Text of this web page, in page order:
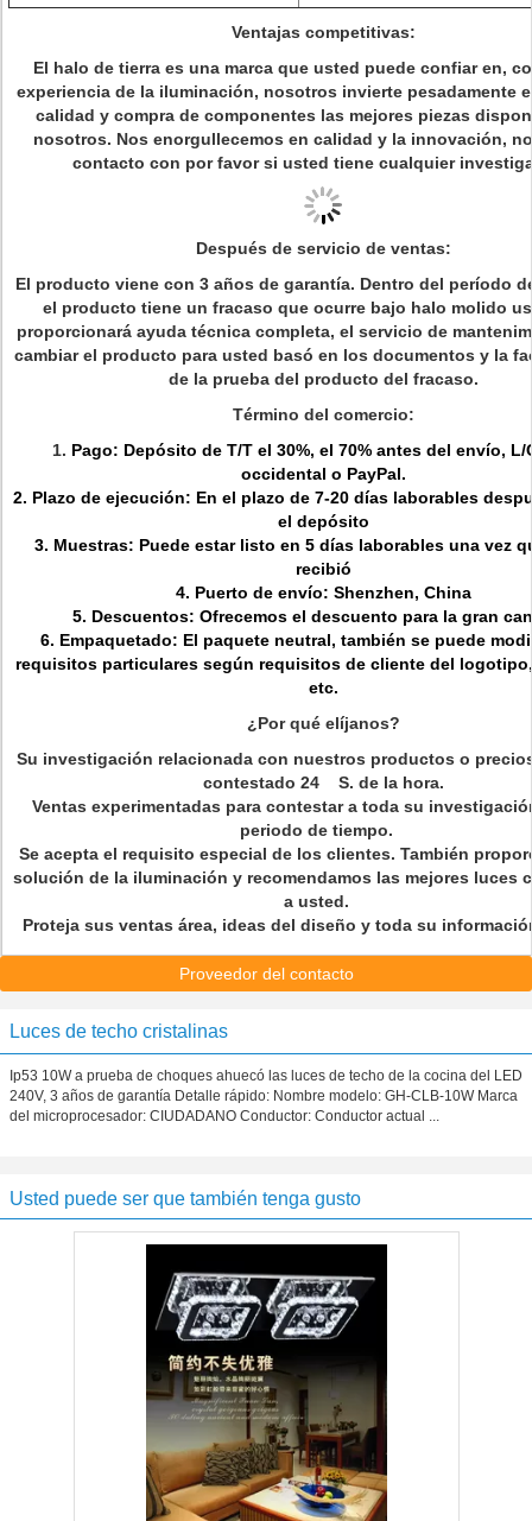
Ventajas competitivas:
El halo de tierra es una marca que usted puede confiar en,
experiencia de la iluminación, nosotros invierte pesadamente
calidad y compra de componentes las mejores piezas
nosotros. Nos enorgullecemos en calidad y la innovación,
contacto con por favor si usted tiene cualquier
Después de servicio de ventas:
El producto viene con 3 años de garantía. Dentro del período
el producto tiene un fracaso que ocurre bajo halo molido
proporcionará ayuda técnica completa, el servicio de
cambiar el producto para usted basó en los documentos y la
de la prueba del producto del fracaso.
Término del comercio:
1. Pago: Depósito de T/T el 30%, el 70% antes del envío, L/
occidental o PayPal.
2. Plazo de ejecución: En el plazo de 7-20 días laborables
el depósito
3. Muestras: Puede estar listo en 5 días laborables una vez
recibió
4. Puerto de envío: Shenzhen, China
5. Descuentos: Ofrecemos el descuento para la gran
6. Empaquetado: El paquete neutral, también se puede
requisitos particulares según requisitos de cliente del
etc.
¿Por qué elíjanos?
Su investigación relacionada con nuestros productos o
contestado 24 S. de la hora.
Ventas experimentadas para contestar a toda su
periodo de tiempo.
Se acepta el requisito especial de los clientes. También
solución de la iluminación y recomendamos las mejores luces
a usted.
Proteja sus ventas área, ideas del diseño y toda su
Proveedor del contacto
Luces de techo cristalinas
Ip53 10W a prueba de choques ahuecó las luces de techo de la cocina del LED
240V, 3 años de garantía Detalle rápido: Nombre modelo: GH-CLB-10W Marca
del microprocesador: CIUDADANO Conductor: Conductor actual ...
Usted puede ser que también tenga gusto